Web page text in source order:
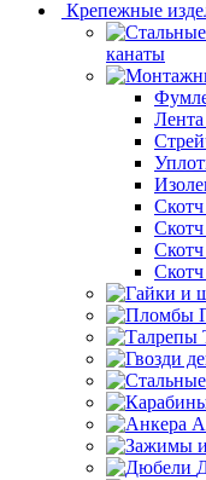
Крепежные
канаты
Лента